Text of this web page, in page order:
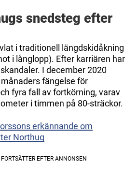
snedsteg efter
i traditionell längdskidåkning
i långlopp). Efter karriären har
I december 2020
fängelse för
fyra fall av fortkörning, varav
i timmen på 80-sträckor.
erkännande om
Northug